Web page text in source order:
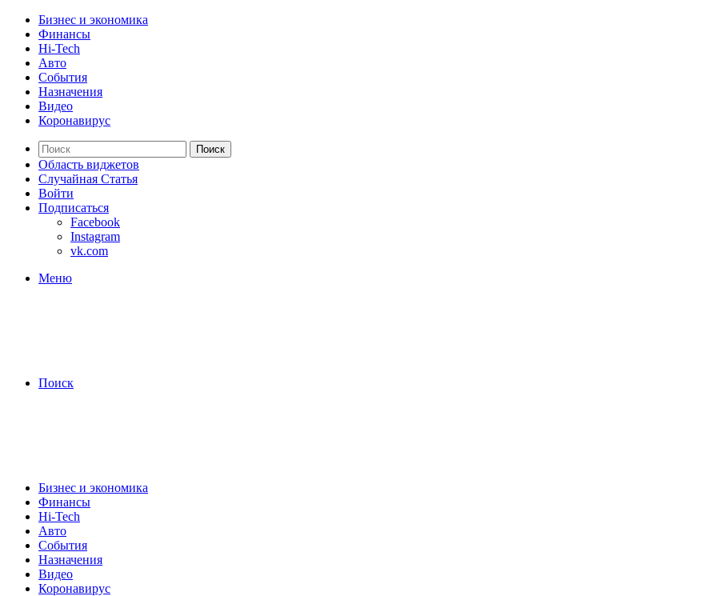
Бизнес и экономика
Финансы
Hi-Tech
Авто
События
Назначения
Видео
Коронавирус
Поиск
Область виджетов
Случайная Статья
Войти
Подписаться
Facebook
Instagram
vk.com
Меню
Поиск
Бизнес и экономика
Финансы
Hi-Tech
Авто
События
Назначения
Видео
Коронавирус